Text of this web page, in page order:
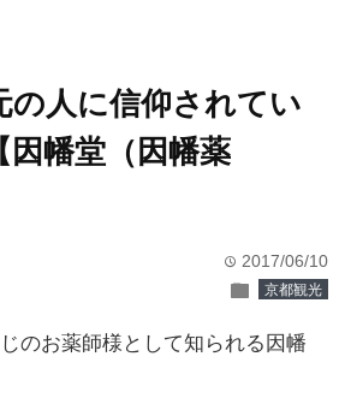
の人に信仰されてい
因幡堂（因幡薬
time 2017/06/10
folder 京都観光
のお薬師様として知られる因幡